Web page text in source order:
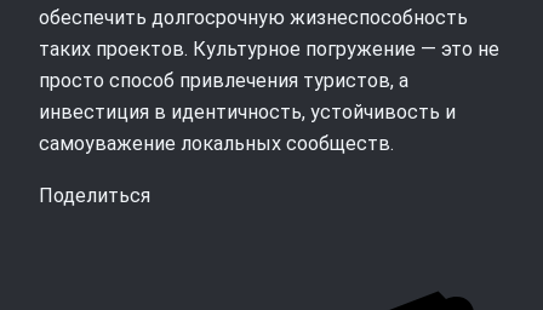
обеспечить долгосрочную жизнеспособность
таких проектов. Культурное погружение — это не
просто способ привлечения туристов, а
инвестиция в идентичность, устойчивость и
самоуважение локальных сообществ.
Поделиться